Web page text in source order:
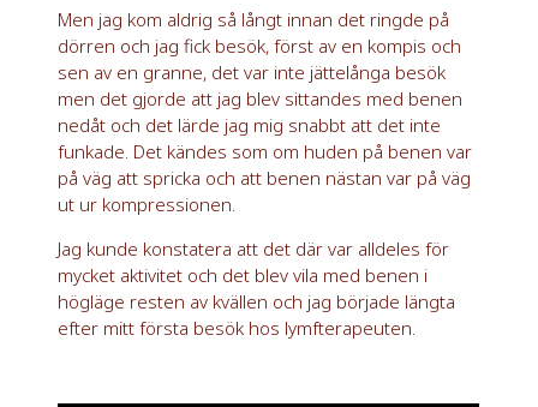
Men jag kom aldrig så långt innan det ringde på
dörren och jag fick besök, först av en kompis och
sen av en granne, det var inte jättelånga besök
men det gjorde att jag blev sittandes med benen
nedåt och det lärde jag mig snabbt att det inte
funkade. Det kändes som om huden på benen var
på väg att spricka och att benen nästan var på väg
ut ur kompressionen.
Jag kunde konstatera att det där var alldeles för
mycket aktivitet och det blev vila med benen i
högläge resten av kvällen och jag började längta
efter mitt första besök hos lymfterapeuten.